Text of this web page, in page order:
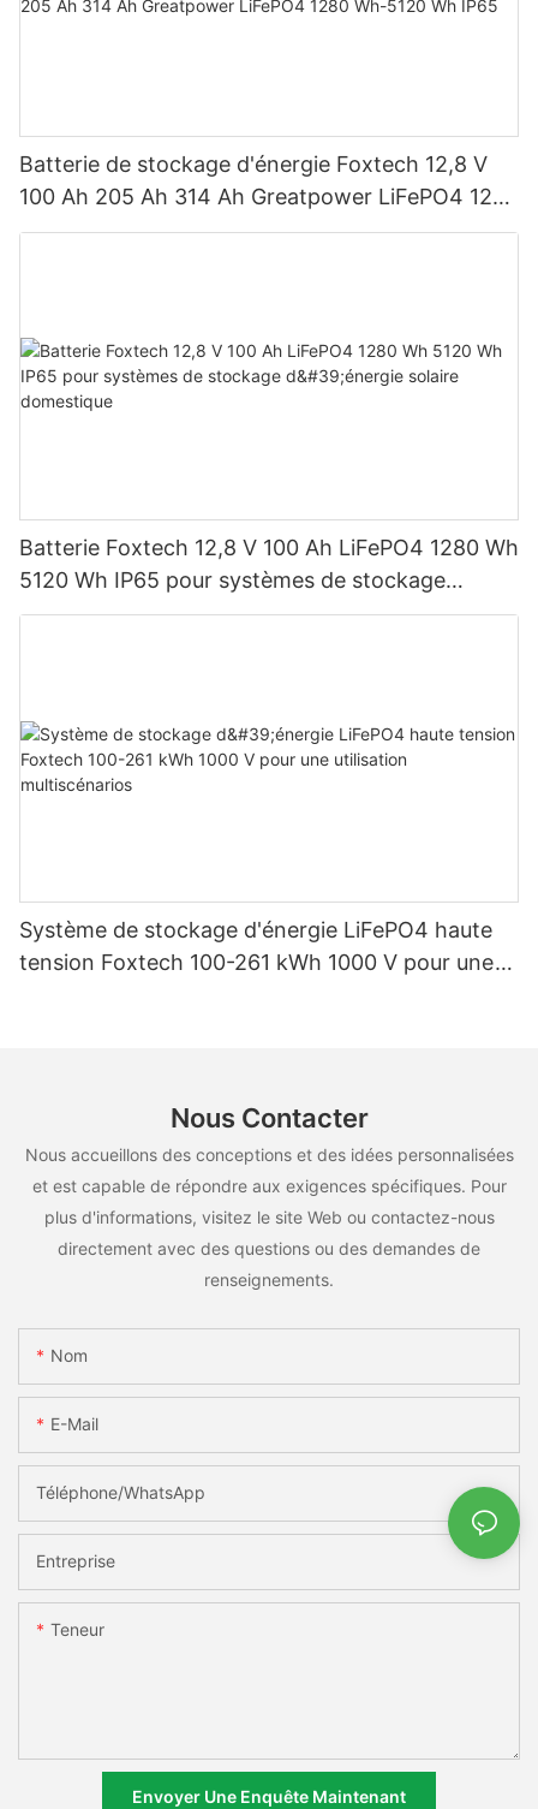
Batterie de stockage d'énergie Foxtech 12,8 V
100 Ah 205 Ah 314 Ah Greatpower LiFePO4 1280
Wh-5120 Wh IP65
Batterie Foxtech 12,8 V 100 Ah LiFePO4 1280 Wh
5120 Wh IP65 pour systèmes de stockage
d'énergie solaire domestique
Système de stockage d'énergie LiFePO4 haute
tension Foxtech 100-261 kWh 1000 V pour une
Nous Contacter
Nous accueillons des conceptions et des idées personnalisées
et est capable de répondre aux exigences spécifiques. Pour
plus d'informations, visitez le site Web ou contactez-nous
directement avec des questions ou des demandes de
renseignements.
Nom
E-Mail
Téléphone/WhatsApp
Entreprise
Teneur
Envoyer Une Enquête Maintenant